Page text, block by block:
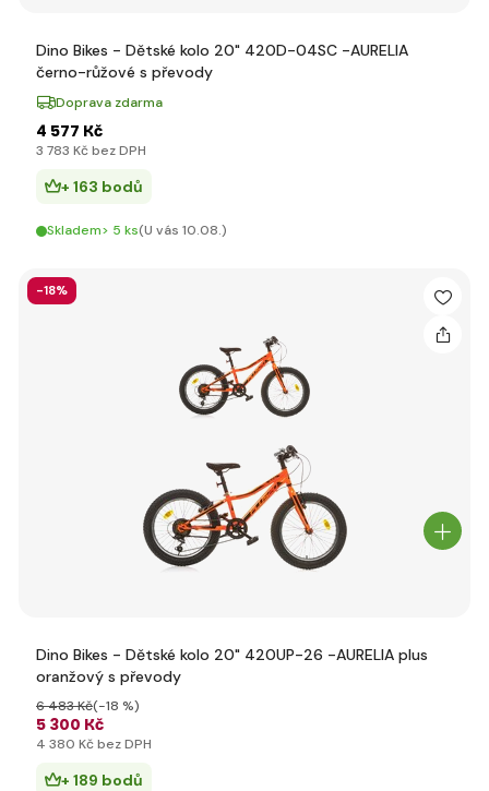
Dino Bikes - Dětské kolo 20" 420D-04SC -AURELIA
černo-růžové s převody
Doprava zdarma
4 577 Kč
3 783 Kč bez DPH
+ 163 bodů
Skladem> 5 ks(U vás 10.08.)
-18%
Dino Bikes - Dětské kolo 20" 420UP-26 -AURELIA plus
oranžový s převody
5 300 Kč
6 483 Kč(-18 %)
4 380 Kč bez DPH
+ 189 bodů